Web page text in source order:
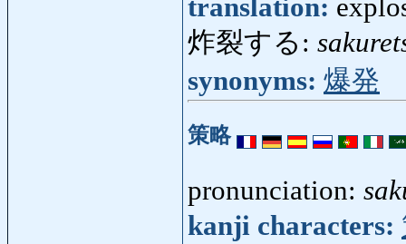
translation:
炸裂する:
synonyms: 爆発
策略
pronunciation:
kanji characters: